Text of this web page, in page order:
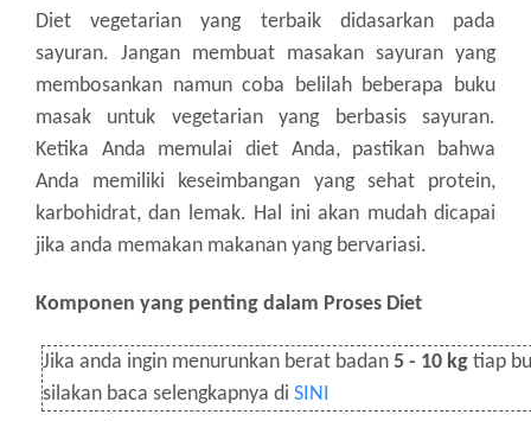
Diet vegetarian yang terbaik didasarkan pada
sayuran. Jangan membuat masakan sayuran yang
membosankan namun coba belilah beberapa buku
masak untuk vegetarian yang berbasis sayuran.
Ketika Anda memulai diet Anda, pastikan bahwa
Anda memiliki keseimbangan yang sehat protein,
karbohidrat, dan lemak. Hal ini akan mudah dicapai
jika anda memakan makanan yang bervariasi.
Komponen yang penting dalam Proses Diet
Jika anda ingin menurunkan berat badan 5 - 10 kg tiap
silakan baca selengkapnya di SINI